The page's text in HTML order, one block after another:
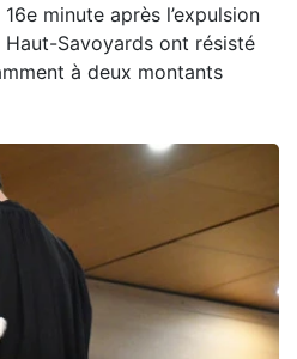
minute après l’expulsion
Savoyards ont résisté
à deux montants